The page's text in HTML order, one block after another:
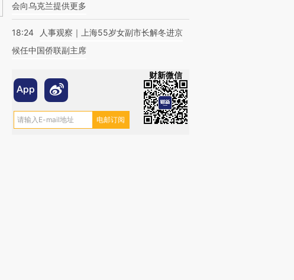
会向乌克兰提供更多
18:24
人事观察｜上海55岁女副市长解冬进京
候任中国侨联副主席
财新微信